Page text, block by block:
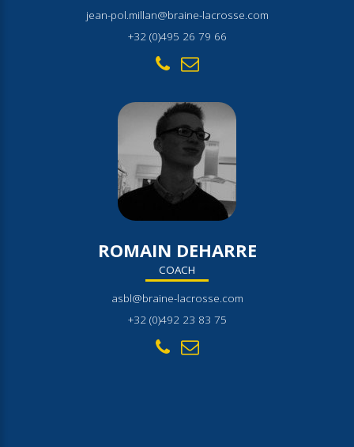
jean-pol.millan@braine-lacrosse.com
+32 (0)495 26 79 66
ROMAIN DEHARRE
COACH
asbl@braine-lacrosse.com
+32 (0)492 23 83 75